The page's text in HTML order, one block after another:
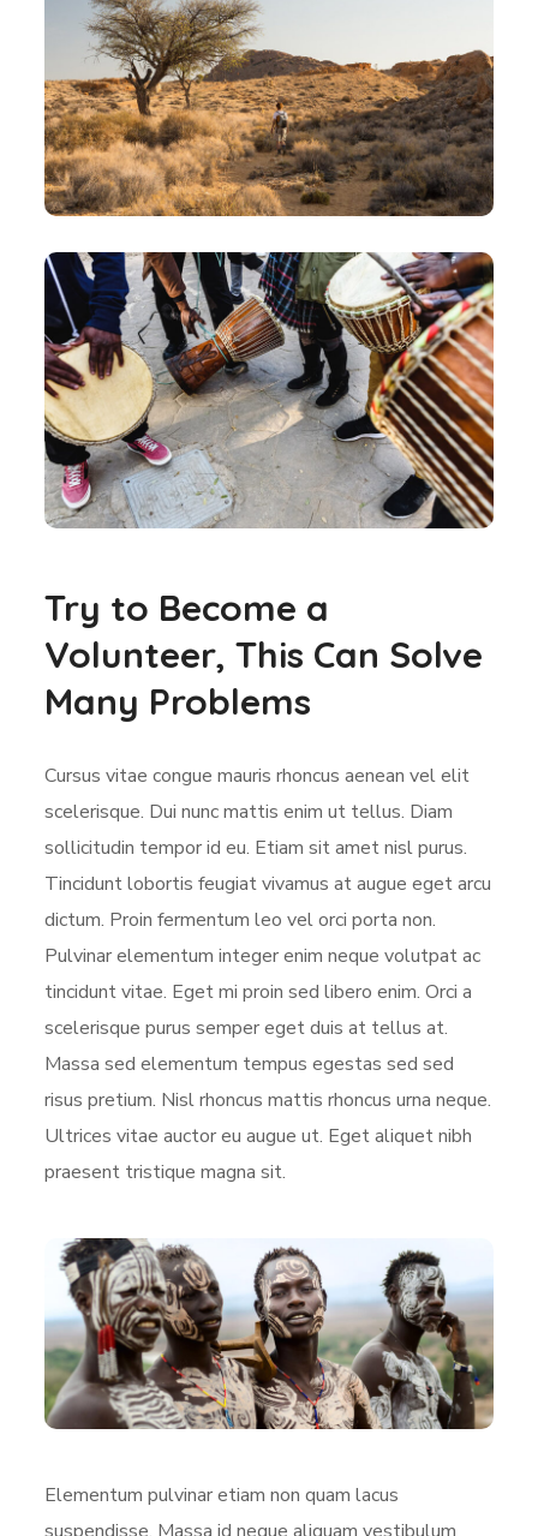
Try to Become a
Volunteer, This Can Solve
Many Problems
Cursus vitae congue mauris rhoncus aenean vel elit
scelerisque. Dui nunc mattis enim ut tellus. Diam
sollicitudin tempor id eu. Etiam sit amet nisl purus.
Tincidunt lobortis feugiat vivamus at augue eget arcu
dictum. Proin fermentum leo vel orci porta non.
Pulvinar elementum integer enim neque volutpat ac
tincidunt vitae. Eget mi proin sed libero enim. Orci a
scelerisque purus semper eget duis at tellus at.
Massa sed elementum tempus egestas sed sed
risus pretium. Nisl rhoncus mattis rhoncus urna neque.
Ultrices vitae auctor eu augue ut. Eget aliquet nibh
praesent tristique magna sit.
Elementum pulvinar etiam non quam lacus